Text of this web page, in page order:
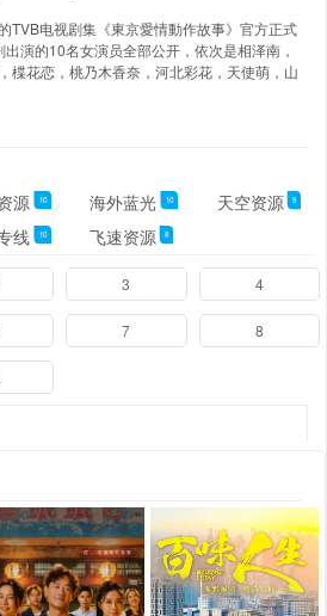
TVB电视剧集《東京愛情動作故事》官方正式
演的10名女演员全部公开，依次是相泽南，
楪花恋，桃乃木香奈，河北彩花，天使萌，山
源 10 海外蓝光 10 天空资源 8
线 10 飞速资源 8
3 4
7 8